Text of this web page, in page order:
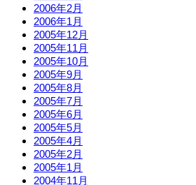
2006年2月
2006年1月
2005年12月
2005年11月
2005年10月
2005年9月
2005年8月
2005年7月
2005年6月
2005年5月
2005年4月
2005年2月
2005年1月
2004年11月